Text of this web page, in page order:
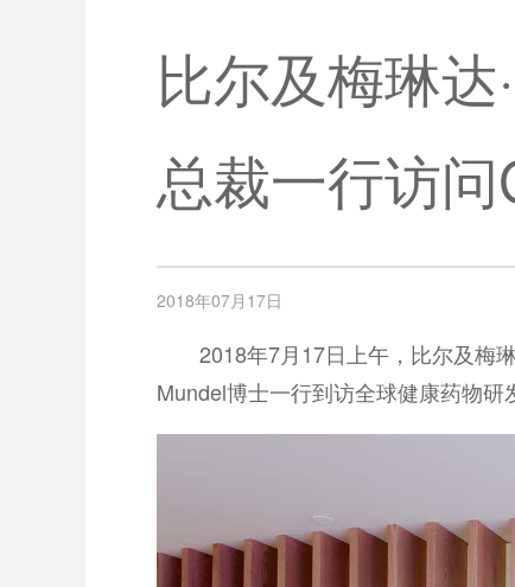
比尔及梅琳
总裁一行访
2018年07月17日
2018年7月17日上午，比尔及梅
Mundel博士一行到访全球健康药物研